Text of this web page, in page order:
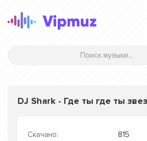
DJ Shark - Где ты где ты
Скачано:
815